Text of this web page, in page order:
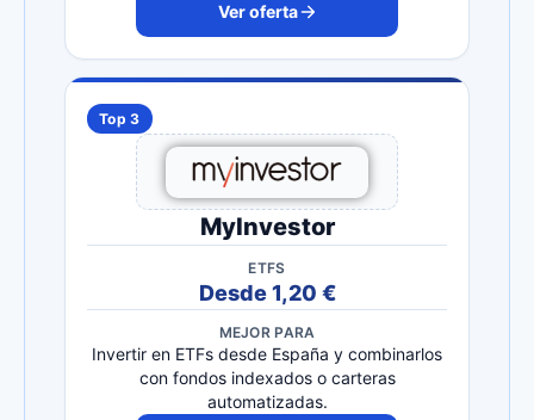
Ver oferta
Top 3
MyInvestor
ETFS
Desde 1,20 €
MEJOR PARA
Invertir en ETFs desde España y combinarlos
con fondos indexados o carteras
automatizadas.